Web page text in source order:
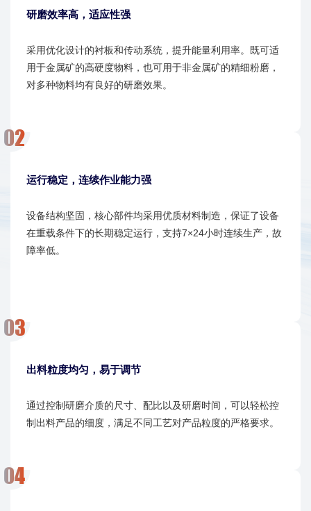
研磨效率高，适应性强
采用优化设计的衬板和传动系统，提升能量利用率。既可适
用于金属矿的高硬度物料，也可用于非金属矿的精细粉磨，
对多种物料均有良好的研磨效果。
运行稳定，连续作业能力强
设备结构坚固，核心部件均采用优质材料制造，保证了设备
在重载条件下的长期稳定运行，支持7×24小时连续生产，故
障率低。
出料粒度均匀，易于调节
通过控制研磨介质的尺寸、配比以及研磨时间，可以轻松控
制出料产品的细度，满足不同工艺对产品粒度的严格要求。